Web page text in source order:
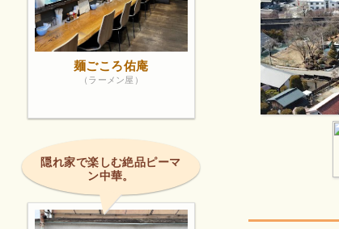
麺ごころ佑庵
（ラーメン屋）
隠れ家で楽しむ絶品ピーマ
ン中華。